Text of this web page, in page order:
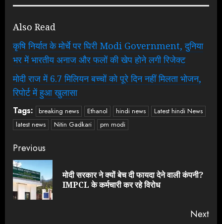
Also Read
कृषि निर्यात के मोर्चे पर घिरी Modi Government, दुनिया
भर में भारतीय अनाज और फलों की खेप होने लगी रिजेक्ट
मोदी राज में 6.7 मिलियन बच्चों को पूरे दिन नहीं मिलता भोजन,
रिपोर्ट में हुआ खुलासा
Tags: breaking news Ethanol hindi news
Latest hindi News
latest news
Nitin Gadkari pm modi
Continue
Reading
Previous
मोदी सरकार ने क्यों बेच दी फायदा देने वाली कंपनी?
IMPCL के कर्मचारी कर रहे विरोध
Next